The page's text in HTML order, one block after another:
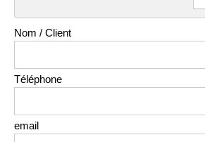
Nom / Client
Téléphone
email